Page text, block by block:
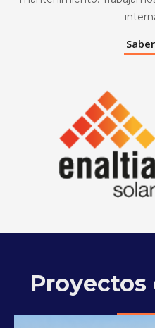
Proyectos